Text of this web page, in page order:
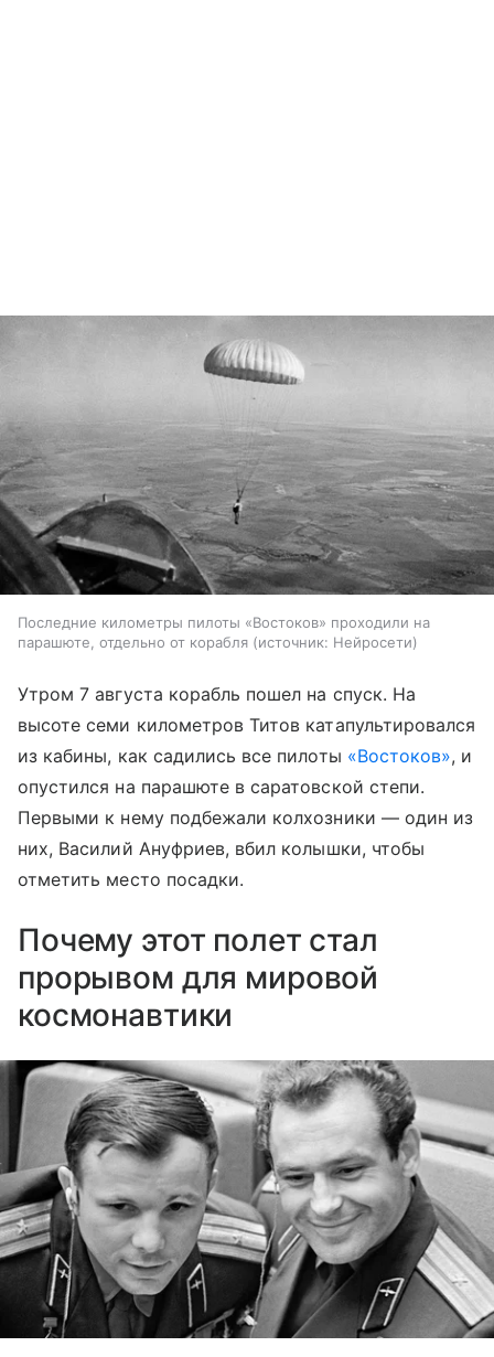
Последние километры пилоты «Востоков» проходили на
парашюте, отдельно от корабля
источник: Нейросети
Утром 7 августа корабль пошел на спуск. На
высоте семи километров Титов катапультировался
из кабины, как садились все пилоты «Востоков», и
опустился на парашюте в саратовской степи.
Первыми к нему подбежали колхозники — один из
них, Василий Ануфриев, вбил колышки, чтобы
отметить место посадки.
Почему этот полет стал
прорывом для мировой
космонавтики